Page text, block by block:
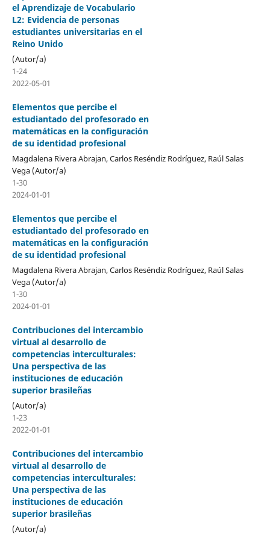
el Aprendizaje de Vocabulario
L2: Evidencia de personas
estudiantes universitarias en el
Reino Unido
(Autor/a)
1-24
2022-05-01
Elementos que percibe el
estudiantado del profesorado en
matemáticas en la configuración
de su identidad profesional
Magdalena Rivera Abrajan, Carlos Reséndiz Rodríguez, Raúl Salas
Vega (Autor/a)
1-30
2024-01-01
Elementos que percibe el
estudiantado del profesorado en
matemáticas en la configuración
de su identidad profesional
Magdalena Rivera Abrajan, Carlos Reséndiz Rodríguez, Raúl Salas
Vega (Autor/a)
1-30
2024-01-01
Contribuciones del intercambio
virtual al desarrollo de
competencias interculturales:
Una perspectiva de las
instituciones de educación
superior brasileñas
(Autor/a)
1-23
2022-01-01
Contribuciones del intercambio
virtual al desarrollo de
competencias interculturales:
Una perspectiva de las
instituciones de educación
superior brasileñas
(Autor/a)